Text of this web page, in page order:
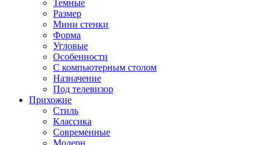
Темные
Размер
Мини стенки
Форма
Угловые
Особенности
С компьютерным столом
Назначение
Под телевизор
Прихожие
Стиль
Классика
Современные
Модерн